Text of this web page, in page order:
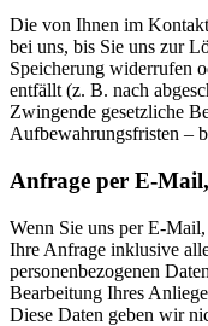
Die von Ihnen im
bei uns, bis Sie uns zur
Speicherung widerrufen
entfällt (z. B. nach
Zwingende gesetzliche
Aufbewahrungsfristen –
Anfrage per E-
Wenn Sie uns per E-
Ihre Anfrage inklusive
personenbezogenen
Bearbeitung Ihres
Diese Daten geben wir